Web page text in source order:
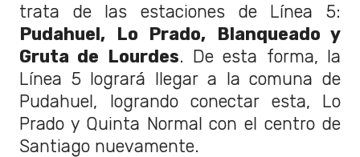
trata de las estaciones de Línea 5:
Pudahuel, Lo Prado, Blanqueado y
Gruta de Lourdes. De esta forma, la
Línea 5 logrará llegar a la comuna de
Pudahuel, logrando conectar esta, Lo
Prado y Quinta Normal con el centro de
Santiago nuevamente.